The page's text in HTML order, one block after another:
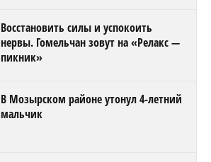
Восстановить силы и успокоить
нервы. Гомельчан зовут на «Релакс —
пикник»
В Мозырском районе утонул 4-летний
мальчик